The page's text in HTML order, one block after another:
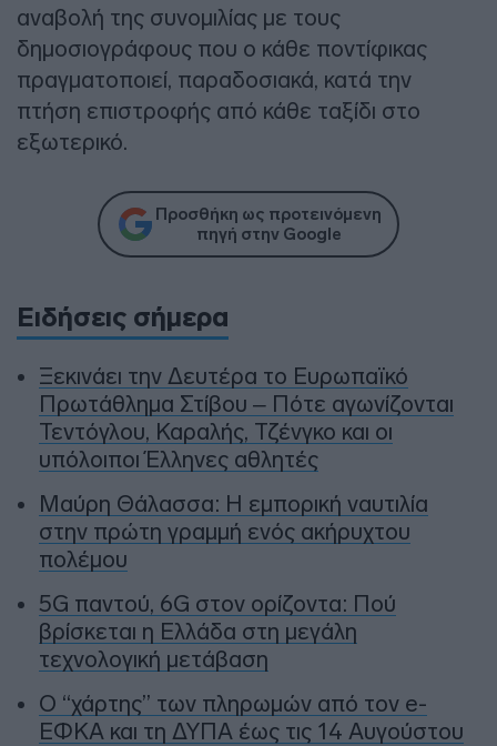
αναβολή της συνομιλίας με τους
δημοσιογράφους που ο κάθε ποντίφικας
πραγματοποιεί, παραδοσιακά, κατά την
πτήση επιστροφής από κάθε ταξίδι στο
εξωτερικό.
Προσθήκη ως προτεινόμενη
πηγή στην Google
Ειδήσεις σήμερα
Ξεκινάει την Δευτέρα το Ευρωπαϊκό
Πρωτάθλημα Στίβου – Πότε αγωνίζονται
Τεντόγλου, Καραλής, Τζένγκο και οι
υπόλοιποι Έλληνες αθλητές
Μαύρη Θάλασσα: Η εμπορική ναυτιλία
στην πρώτη γραμμή ενός ακήρυχτου
πολέμου
5G παντού, 6G στον ορίζοντα: Πού
βρίσκεται η Ελλάδα στη μεγάλη
τεχνολογική μετάβαση
Ο “χάρτης” των πληρωμών από τον e-
ΕΦΚΑ και τη ΔΥΠΑ έως τις 14 Αυγούστου